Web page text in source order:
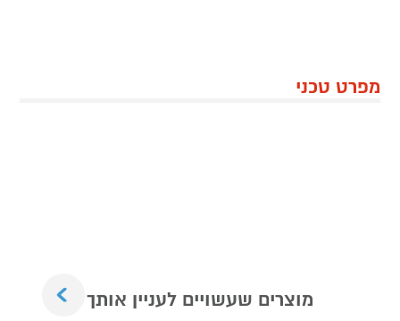
מפרט טכני
מוצרים שעשויים לעניין אותך